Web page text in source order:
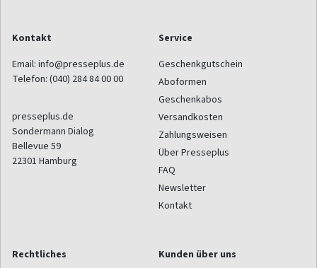
Kontakt
Email: info@presseplus.de
Telefon: (040) 284 84 00 00
presseplus.de
Sondermann Dialog
Bellevue 59
22301 Hamburg
Service
Geschenkgutschein
Aboformen
Geschenkabos
Versandkosten
Zahlungsweisen
Über Presseplus
FAQ
Newsletter
Kontakt
Rechtliches
Kunden über uns